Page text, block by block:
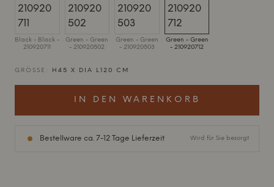
Black - Black -
210920711
Green - Green
- 210920502
Green - Green
- 210920503
Green - Green
- 210920712
GRÖSSE: H45 X DIA L120 CM
IN DEN WARENKORB
Bestellware ca. 7-12 Tage Lieferzeit Wird für Sie besorgt